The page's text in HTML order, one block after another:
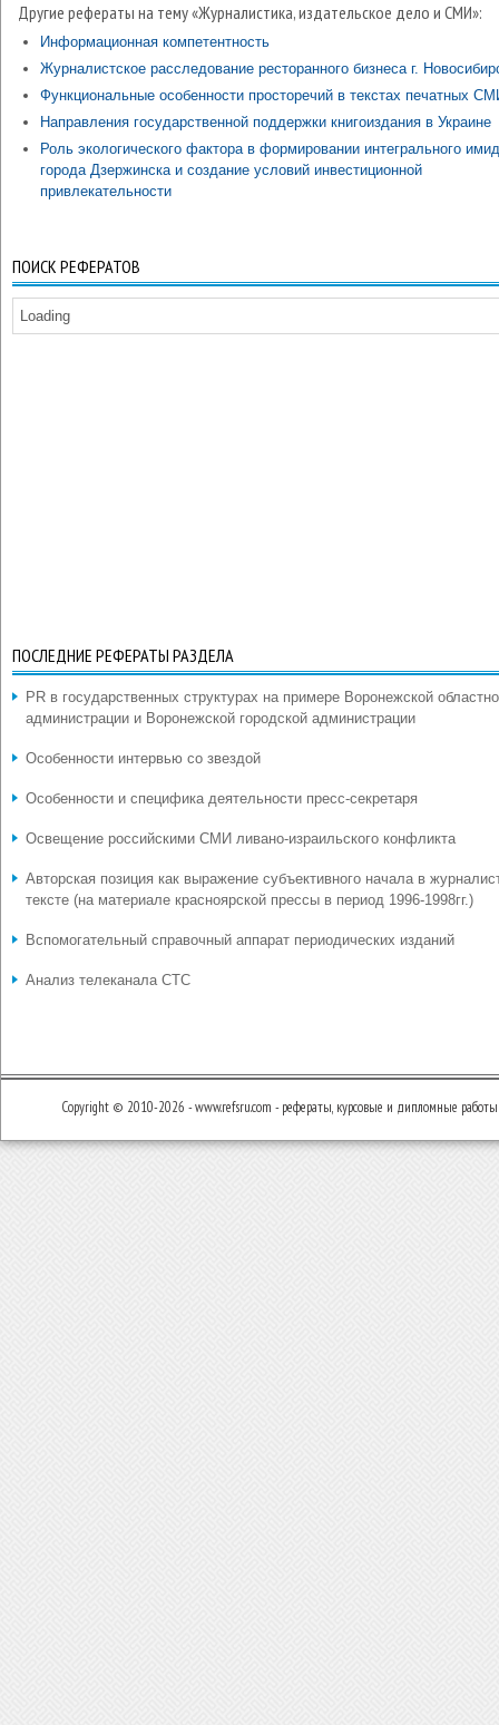
Другие рефераты на тему «Журналистика, издательское дело и СМИ»:
Информационная компетентность
Журналистское расследование ресторанного бизнеса г.
Функциональные особенности просторечий в текстах печатных
Направления государственной поддержки книгоиздания в Украине
Роль экологического фактора в формировании интегрального
города Дзержинска и создание условий инвестиционной
привлекательности
ПОИСК РЕФЕРАТОВ
Loading
ПОСЛЕДНИЕ РЕФЕРАТЫ РАЗДЕЛА
PR в государственных структурах на примере Воронежской
администрации и Воронежской городской администрации
Особенности интервью со звездой
Особенности и специфика деятельности пресс-секретаря
Освещение российскими СМИ ливано-израильского конфликта
Авторская позиция как выражение субъективного начала в
тексте (на материале красноярской прессы в период 1996-1998гг.)
Вспомогательный справочный аппарат периодических изданий
Анализ телеканала СТС
Copyright © 2010-2026 - www.refsru.com - рефераты, курсовые и дипломные работы